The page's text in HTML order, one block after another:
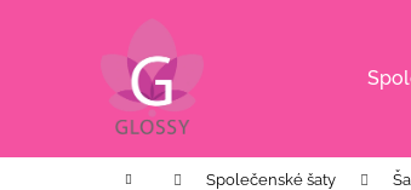
Domů Společenské šaty
Zpět
obchodu
Zpět
obchodu